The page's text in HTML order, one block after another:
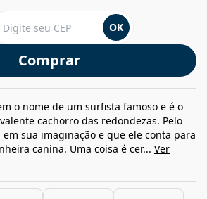
Comprar
OK
o nome de um surfista famoso e é o
cachorro das redondezas. Pelo
em sua imaginação e que ele conta para
canina. Uma coisa é cer... Ver